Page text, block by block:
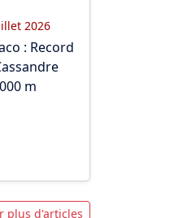
2026
: Record
m
plus d'articles